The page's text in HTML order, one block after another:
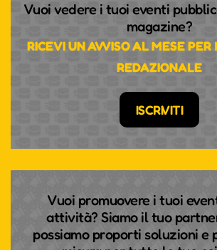
Vuoi vedere i tuoi eventi
magazine?
RICEVI UN AVVISO AL MESE PER
REDAZIONALE
ISCRIVITI
Vuoi promuovere i tuoi
attività? Siamo il tuo
possiamo proporti soluzioni e